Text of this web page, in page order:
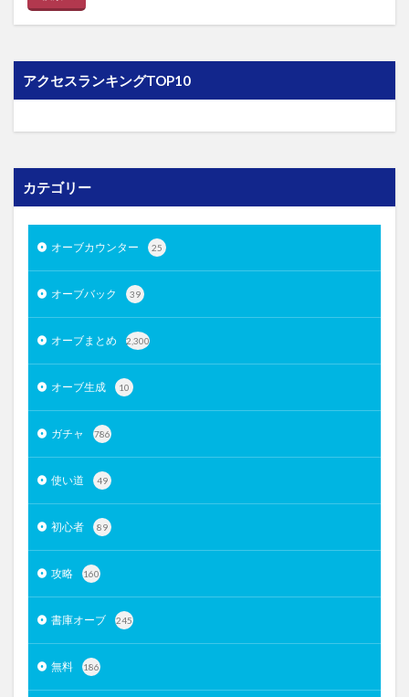
アクセスランキングTOP10
カテゴリー
オーブカウンター 25
オーブバック 39
オーブまとめ 2,300
オーブ生成 10
ガチャ 786
使い道 49
初心者 89
攻略 160
書庫オーブ 245
無料 186